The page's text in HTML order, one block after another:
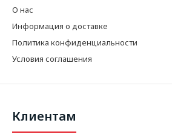
О нас
Информация о доставке
Политика конфиденциальности
Условия соглашения
Клиентам